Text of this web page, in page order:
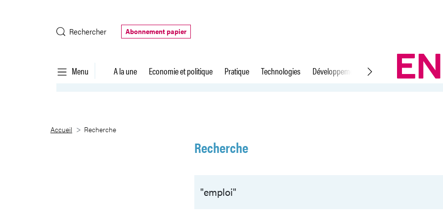
Rechercher
Abonnement papier
Menu A la une Economie et politique Pratique Technologies Développement durable Droit du travail
Recherche
Accueil Recherche
Recherche